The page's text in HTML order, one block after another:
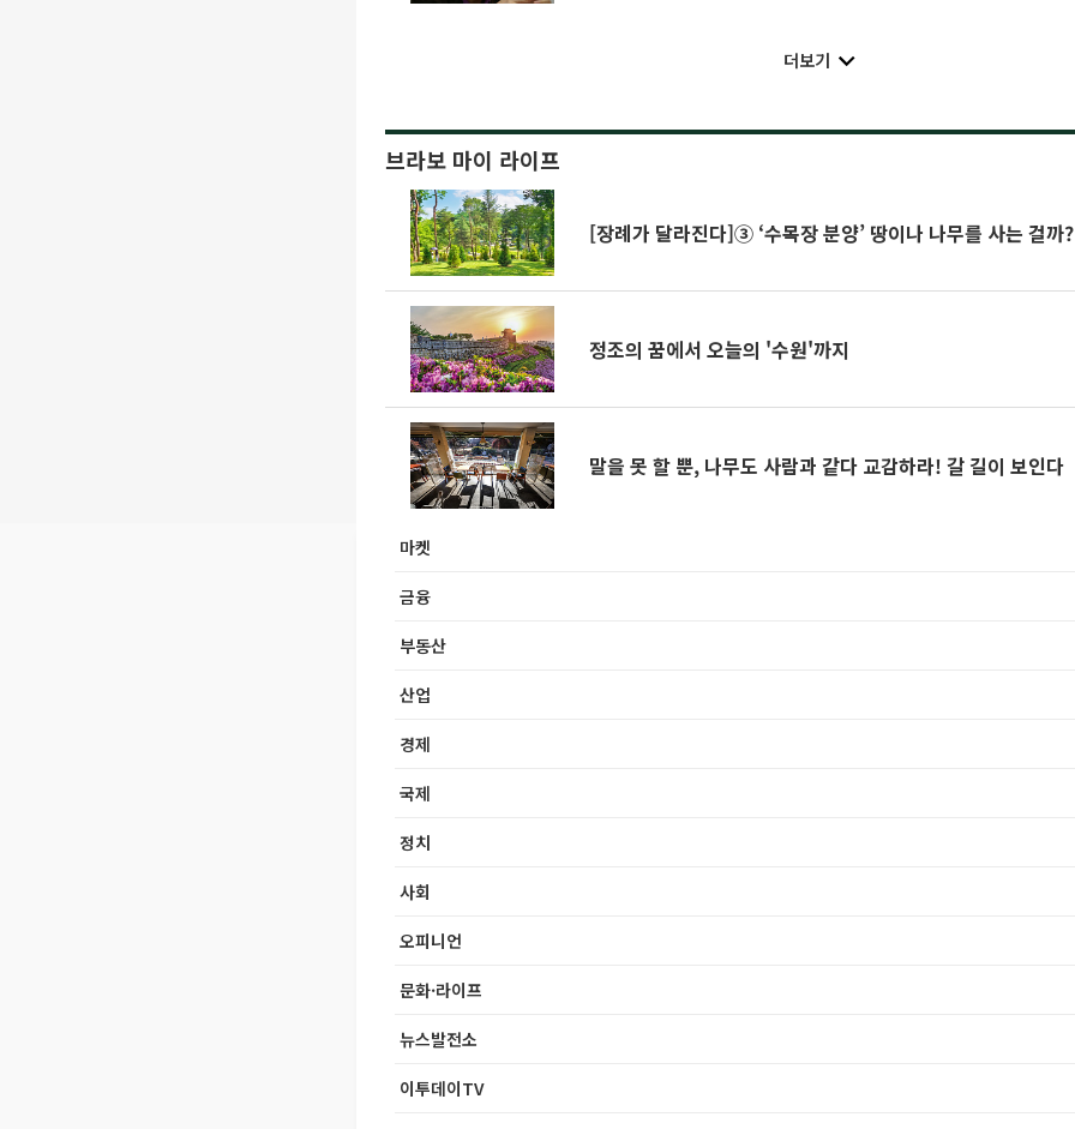
더보기
브라보 마이 라이프
[장례가 달라진다]③ ‘수목장 분양’ 땅이나 나무를 사는 걸까?
정조의 꿈에서 오늘의 '수원'까지
말을 못 할 뿐, 나무도 사람과 같다 교감하라! 갈 길이 보인다
마켓
금융
부동산
산업
경제
국제
정치
사회
오피니언
문화·라이프
뉴스발전소
이투데이TV